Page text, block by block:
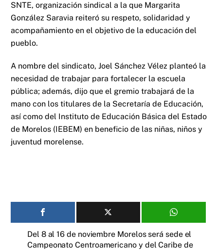
SNTE, organización sindical a la que Margarita
González Saravia reiteró su respeto, solidaridad y
acompañamiento en el objetivo de la educación del
pueblo.
A nombre del sindicato, Joel Sánchez Vélez planteó la
necesidad de trabajar para fortalecer la escuela
pública; además, dijo que el gremio trabajará de la
mano con los titulares de la Secretaría de Educación,
así como del Instituto de Educación Básica del Estado
de Morelos (IEBEM) en beneficio de las niñas, niños y
juventud morelense.
Del 8 al 16 de noviembre Morelos será sede el
Campeonato Centroamericano y del Caribe de